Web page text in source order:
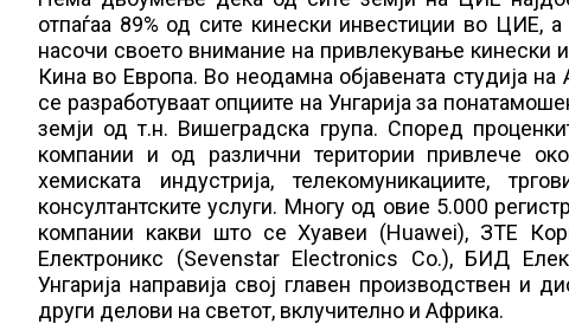
отпаѓаа 89% од сите кинески инвестиции во ЦИЕ,
насочи своето внимание на привлекување кинески
Кина во Европа. Во неодамна објавената студија
се разработуваат опциите на Унгарија за
земји од т.н. Вишеградска група. Според
компании и од различни територии привлече
хемиската индустрија, телекомуникациите,
консултантските услуги. Многу од овие 5.000
компании какви што се Хуавеи (Huawei), ЗТЕ
Електроникс (Sevenstar Electronics Co.), БИД
Унгарија направија свој главен производствен и
други делови на светот, вклучително и Африка.